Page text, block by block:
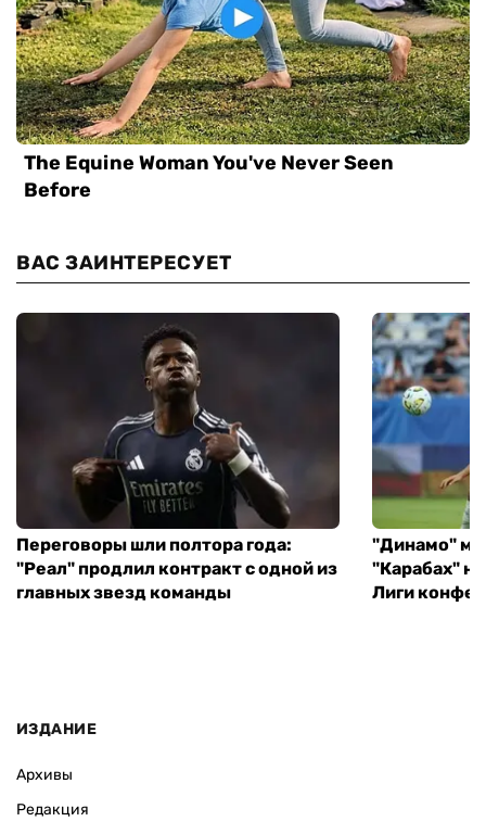
ВАС ЗАИНТЕРЕСУЕТ
Переговоры шли полтора года:
"Реал" продлил контракт с одной из
главных звезд команды
"Динамо"
"Карабах"
Лиги
ИЗДАНИЕ
Архивы
Редакция